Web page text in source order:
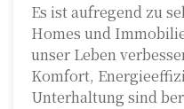
Es ist aufregend zu
Homes und
unser Leben
Komfort,
Unterhaltung sind